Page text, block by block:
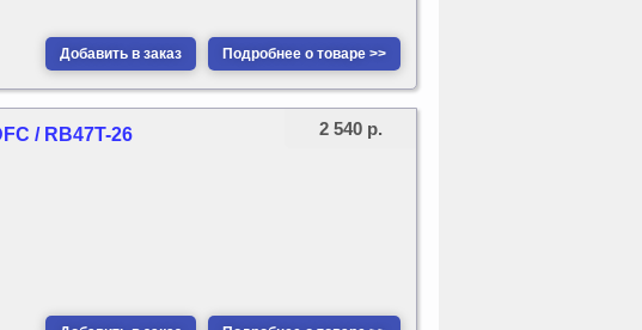
Добавить в заказ Подробнее о товаре >>
/ RB47T-26 2 540 р.